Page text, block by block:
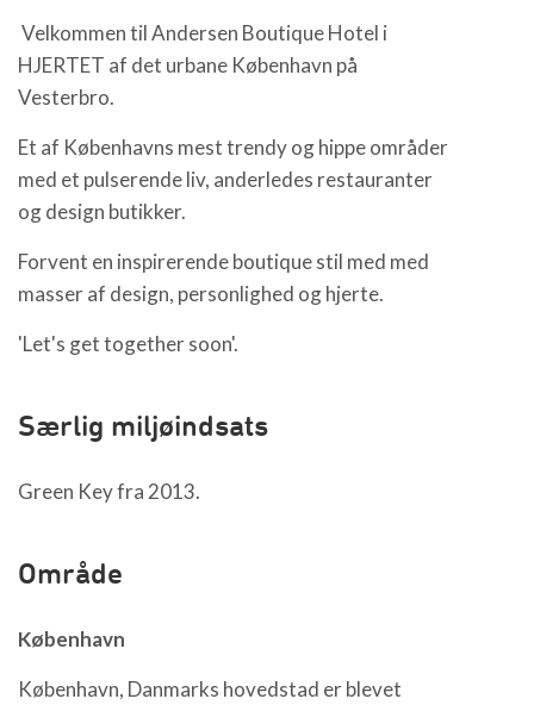
Velkommen til Andersen Boutique Hotel i
HJERTET af det urbane København på
Vesterbro.
Et af Københavns mest trendy og hippe områder
med et pulserende liv, anderledes restauranter
og design butikker.
Forvent en inspirerende boutique stil med med
masser af design, personlighed og hjerte.
'Let's get together soon'.
Særlig miljøindsats
Green Key fra 2013.
Område
København
København, Danmarks hovedstad er blevet